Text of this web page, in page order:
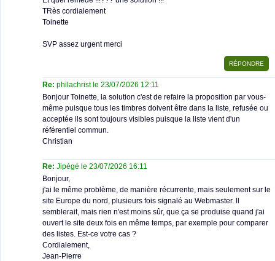
TRès cordialement
Toinette
SVP assez urgent merci
Re: philachrist le 23/07/2026 12:11
Bonjour Toinette, la solution c'est de refaire la proposition par vous-
même puisque tous les timbres doivent être dans la liste, refusée ou
acceptée ils sont toujours visibles puisque la liste vient d'un
référentiel commun.
Christian
Re: Jipégé le 23/07/2026 16:11
Bonjour,
j'ai le même problème, de manière récurrente, mais seulement sur le
site Europe du nord, plusieurs fois signalé au Webmaster. ll
semblerait, mais rien n'est moins sûr, que ça se produise quand j'ai
ouvert le site deux fois en même temps, par exemple pour comparer
des listes. Est-ce votre cas ?
Cordialement,
Jean-Pierre